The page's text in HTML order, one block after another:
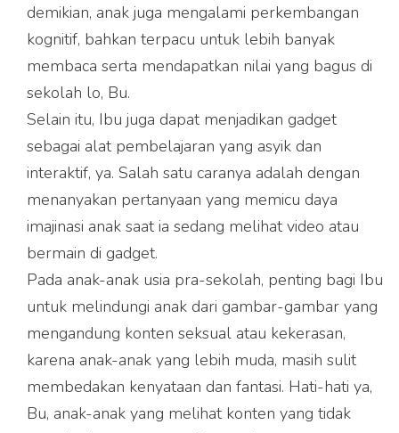
demikian, anak juga mengalami perkembangan
kognitif, bahkan terpacu untuk lebih banyak
membaca serta mendapatkan nilai yang bagus di
sekolah lo, Bu.
Selain itu, Ibu juga dapat menjadikan gadget
sebagai alat pembelajaran yang asyik dan
interaktif, ya. Salah satu caranya adalah dengan
menanyakan pertanyaan yang memicu daya
imajinasi anak saat ia sedang melihat video atau
bermain di gadget.
Pada anak-anak usia pra-sekolah, penting bagi Ibu
untuk melindungi anak dari gambar-gambar yang
mengandung konten seksual atau kekerasan,
karena anak-anak yang lebih muda, masih sulit
membedakan kenyataan dan fantasi. Hati-hati ya,
Bu, anak-anak yang melihat konten yang tidak